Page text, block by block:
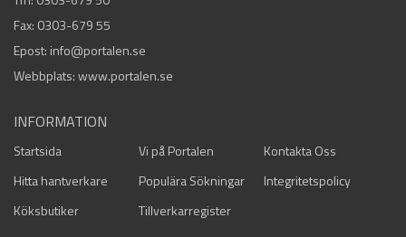
Fax: 0303-679 55
Epost: info@portalen.se
Webbplats: www.portalen.se
INFORMATION
Startsida Vi på Portalen
Kontakta Oss
Hitta hantverkare
Populära Sökningar
Integritetspolicy
Köksbutiker
Tillverkarregister